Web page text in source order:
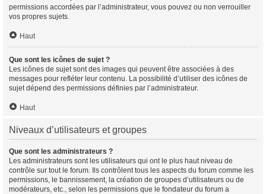
permissions accordées par l’administrateur, vous pouvez ou non verrouiller
vos propres sujets.
Haut
Que sont les icônes de sujet ?
Les icônes de sujet sont des images qui peuvent être associées à des
messages pour refléter leur contenu. La possibilité d’utiliser des icônes de
sujet dépend des permissions définies par l’administrateur.
Haut
Niveaux d’utilisateurs et groupes
Que sont les administrateurs ?
Les administrateurs sont les utilisateurs qui ont le plus haut niveau de
contrôle sur tout le forum. Ils contrôlent tous les aspects du forum comme les
permissions, le bannissement, la création de groupes d’utilisateurs ou de
modérateurs, etc., selon les permissions que le fondateur du forum a